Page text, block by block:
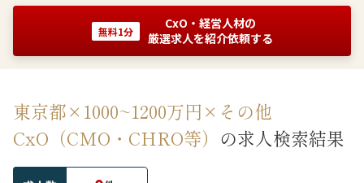
無料1分
CxO・経営人材の
厳選求人を紹介依頼する
東京都×1000~1200万円×その他
CxO（CMO・CHRO等） の求人検索結果